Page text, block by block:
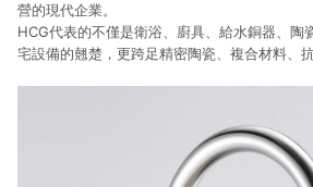
營的現代企業。
HCG代表的不僅是衛浴、廚具、給水銅器、陶
宅設備的翹楚，更跨足精密陶瓷、複合材料、